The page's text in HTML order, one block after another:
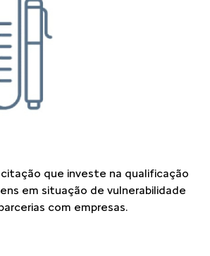
que investe na qualificação
em situação de vulnerabilidade
com empresas.